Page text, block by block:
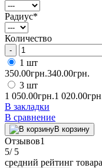
Радиус*
Количество
-
1 шт
350.00грн.340.00грн.
3 шт
1 050.00грн.1
В закладки
В сравнение
В корзину
Отзывов1
5/ 5
средний рейтинг товара